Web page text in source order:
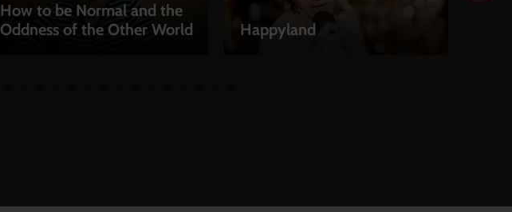
How to be Normal and the
Oddness of the Other World
LEIHEN Happyland
LEIHEN